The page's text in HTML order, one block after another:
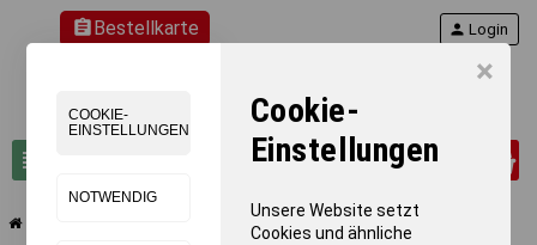
×
COOKIE-
EINSTELLUNGEN
NOTWENDIG
Cookie-
Einstellungen
Unsere Website setzt
Cookies und ähnliche
assignmentBestellkarte
view_headline search
person Login